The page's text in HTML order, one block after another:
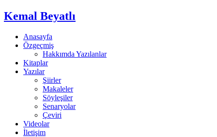
Kemal Beyatlı
Anasayfa
Özgeçmiş
Hakkımda Yazılanlar
Kitaplar
Yazılar
Şiirler
Makaleler
Söyleşiler
Senaryolar
Çeviri
Videolar
İletişim